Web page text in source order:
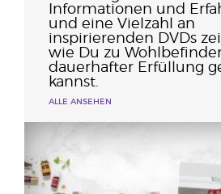
Informationen und
und eine Vielzahl an
inspirierenden DVDs
wie Du zu
dauerhafter Erfüllung
kannst.
ALLE ANSEHEN